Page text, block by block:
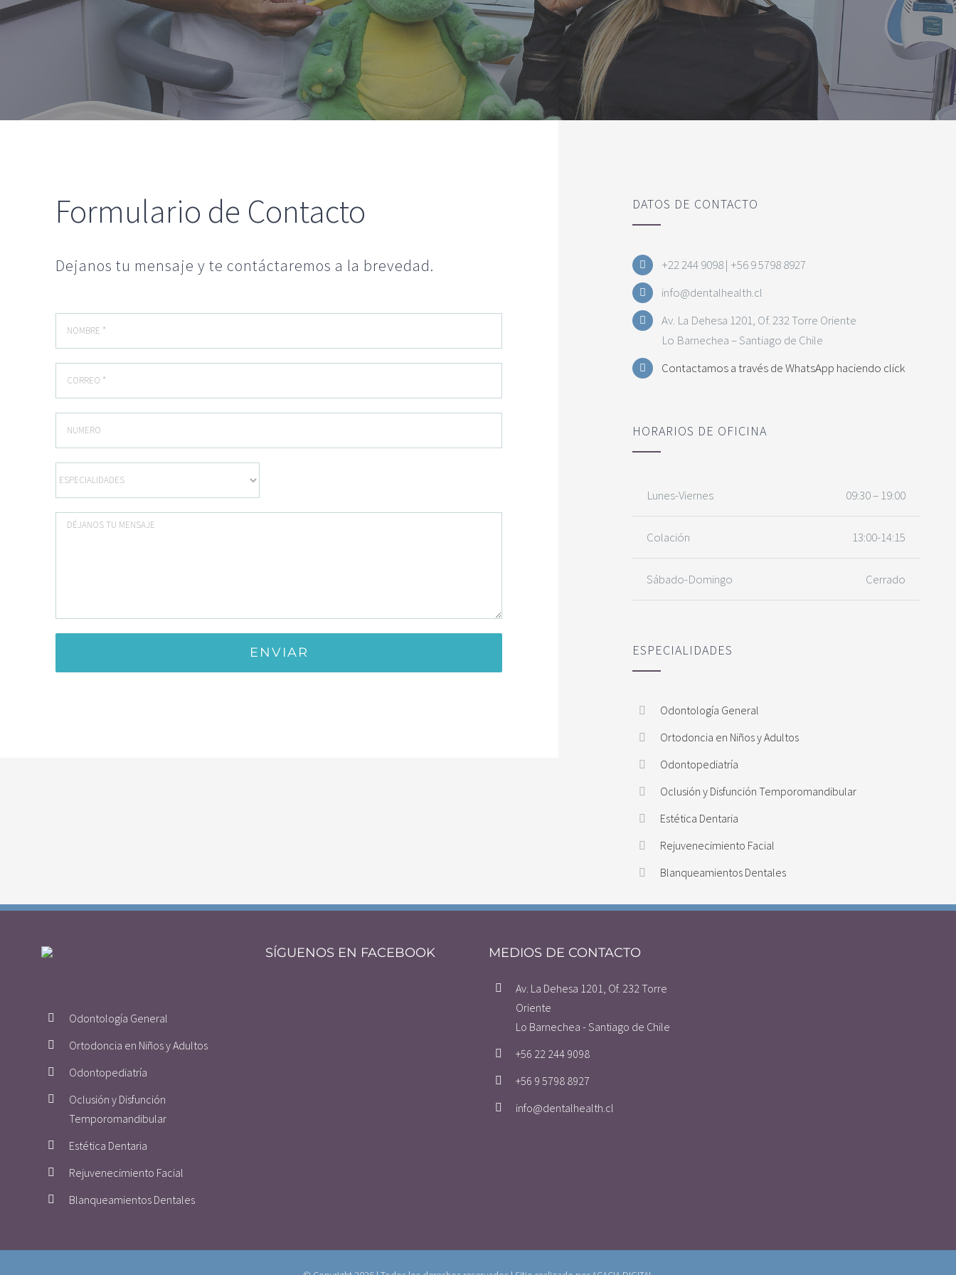
Formulario de Contacto
Dejanos tu mensaje y te contáctaremos a la brevedad.
DATOS DE CONTACTO
+22 244 9098 | +56 9 5798 8927
info@dentalhealth.cl
Av. La Dehesa 1201, Of. 232 Torre Oriente
Lo Barnechea – Santiago de Chile
Contactamos a través de WhatsApp haciendo click
HORARIOS DE OFICINA
Lunes-Viernes 09:30 – 19:00
Colación 13:00-14:15
Sábado-Domingo Cerrado
ESPECIALIDADES
Odontología General
Ortodoncia en Niños y Adultos
Odontopediatría
Oclusión y Disfunción Temporomandibular
Estética Dentaria
Rejuvenecimiento Facial
Blanqueamientos Dentales
Odontología General
Ortodoncia en Niños y Adultos
Odontopediatría
Oclusión y Disfunción
Temporomandibular
Estética Dentaria
Rejuvenecimiento Facial
Blanqueamientos Dentales
SÍGUENOS EN FACEBOOK MEDIOS DE CONTACTO
Av. La Dehesa 1201, Of. 232 Torre
Oriente
Lo Barnechea - Santiago de Chile
+56 22 244 9098
+56 9 5798 8927
info@dentalhealth.cl